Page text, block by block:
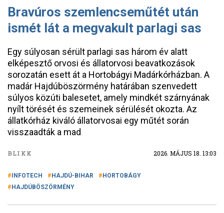
Bravúros szemlencseműtét után
ismét lát a megvakult parlagi sas
Egy súlyosan sérült parlagi sas három év alatt
elképesztő orvosi és állatorvosi beavatkozások
sorozatán esett át a Hortobágyi Madárkórházban. A
madár Hajdúböszörmény határában szenvedett
súlyos közúti balesetet, amely mindkét szárnyának
nyílt törését és szemeinek sérülését okozta. Az
állatkórház kiváló állatorvosai egy műtét során
visszaadták a mad
BLIKK 2026. MÁJUS 18. 13:03
INFOTECH HAJDÚ-BIHAR
HORTOBÁGY
HAJDÚBÖSZÖRMÉNY